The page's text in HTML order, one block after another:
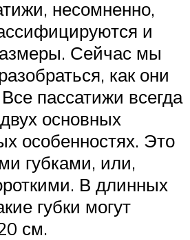
несомненно,
и
Сейчас мы
как они
пассатижи всегда
основных
особенностях. Это
губками, или,
В длинных
губки могут
см.